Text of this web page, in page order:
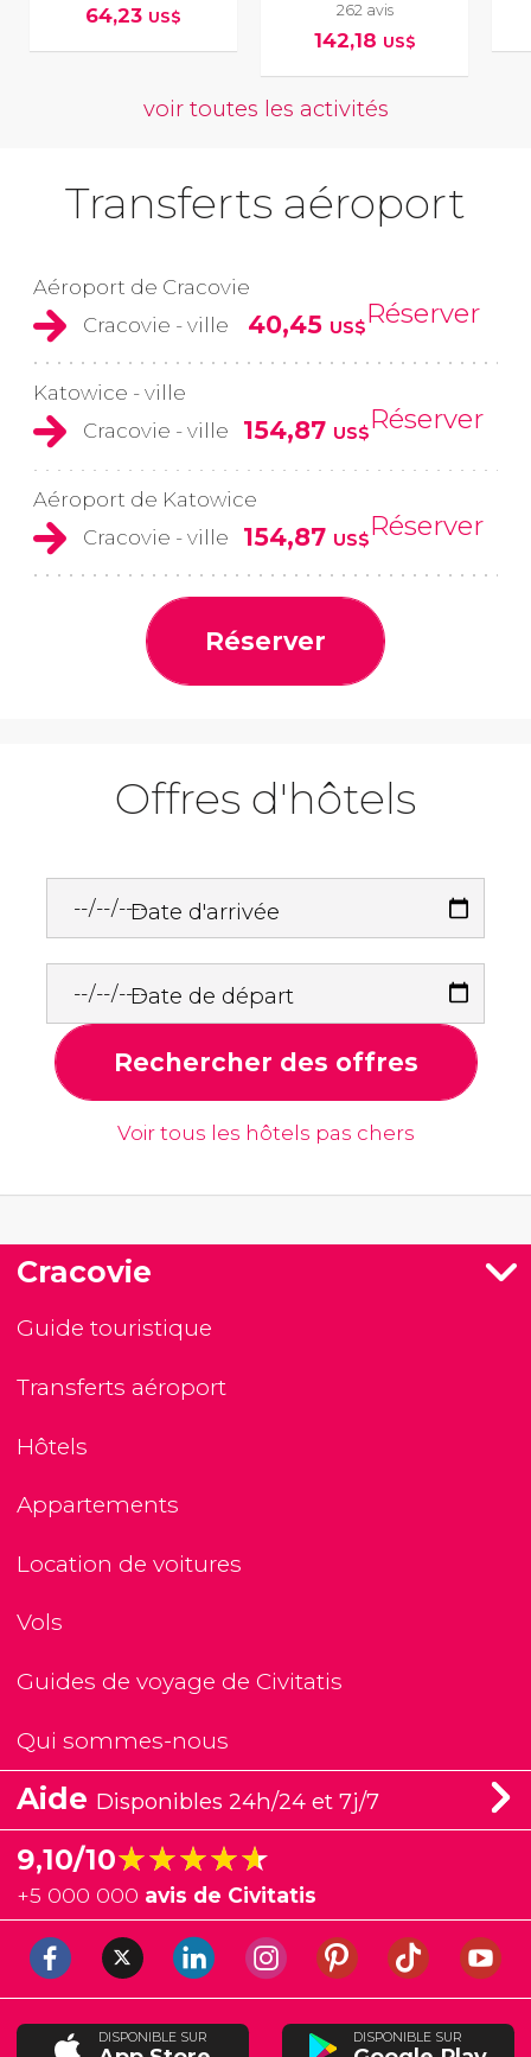
64,23 US$ 262 avis
142,18 US$
voir toutes les activités
Transferts aéroport
Aéroport de Cracovie
Cracovie - ville
40,45 US$Réserver
Katowice - ville
Cracovie - ville
154,87 US$Réserver
Aéroport de Katowice
Cracovie - ville
154,87 US$Réserver
Réserver
Offres d'hôtels
Date d'arrivée
Date de départ
Rechercher des offres
Voir tous les hôtels pas chers
Cracovie
Guide touristique
Transferts aéroport
Hôtels
Appartements
Location de voitures
Vols
Guides de voyage de Civitatis
Qui sommes-nous
Aide Disponibles 24h/24 et 7j/7
9,10/10★★★★★
★★★★★
+5 000 000 avis de Civitatis
DISPONIBLE SUR DISPONIBLE SUR